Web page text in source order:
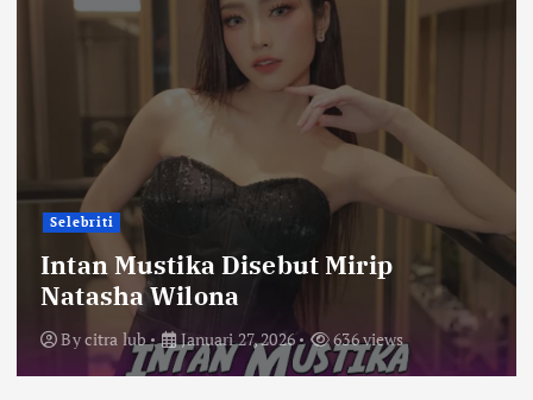
Selebriti
Intan Mustika Disebut Mirip
Natasha Wilona
Bycitra lub Januari 27, 2026 636 views